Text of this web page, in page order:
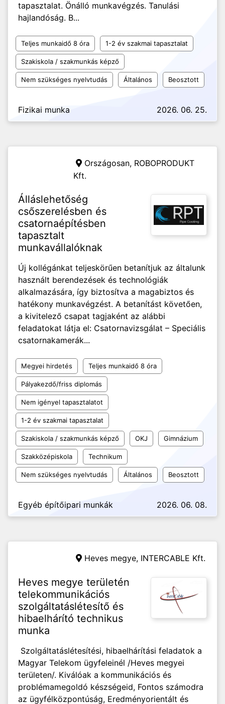
tapasztalat. Önálló munkavégzés. Tanulási
hajlandóság. B...
Teljes munkaidő 8 óra 1-2 év szakmai tapasztalat
Szakiskola / szakmunkás képző
Nem szükséges nyelvtudás Általános Beosztott
Fizikai munka 2026. 06. 25.
Országosan, ROBOPRODUKT
Kft.
Álláslehetőség
csőszerelésben és
csatornaépítésben
tapasztalt
munkavállalóknak
Új kollégánkat teljeskörűen betanítjuk az általunk
használt berendezések és technológiák
alkalmazására, így biztosítva a magabiztos és
hatékony munkavégzést. A betanítást követően,
a kivitelező csapat tagjaként az alábbi
feladatokat látja el: Csatornavizsgálat – Speciális
csatornakamerák...
Megyei hirdetés Teljes munkaidő 8 óra
Pályakezdő/friss diplomás
Nem igényel tapasztalatot
1-2 év szakmai tapasztalat
Szakiskola / szakmunkás képző OKJ Gimnázium
Szakközépiskola Technikum
Nem szükséges nyelvtudás Általános Beosztott
Egyéb építőipari munkák 2026. 06. 08.
Heves megye, INTERCABLE Kft.
Heves megye területén
telekommunikációs
szolgáltatáslétesítő és
hibaelhárító technikus
munka
Szolgáltatáslétesítési, hibaelhárítási feladatok a
Magyar Telekom ügyfeleinél /Heves megyei
területen/. Kiválóak a kommunikációs és
problémamegoldó készségeid, Fontos számodra
az ügyfélközpontúság, Eredményorientált és